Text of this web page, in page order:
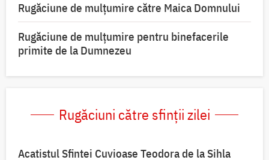
Rugăciune de mulţumire către Maica Domnului
Rugăciune de mulțumire pentru binefacerile
primite de la Dumnezeu
Rugăciuni către sfinții zilei
Acatistul Sfintei Cuvioase Teodora de la Sihla